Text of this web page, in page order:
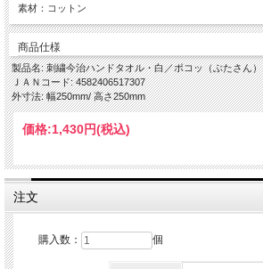
素材：コットン
商品仕様
製品名: 刺繍今治ハンドタオル・白／ポコッ（ぶたさん）
ＪＡＮコード: 4582406517307
外寸法: 幅250mm/ 高さ250mm
価格:1,430円(税込)
注文
購入数： 個